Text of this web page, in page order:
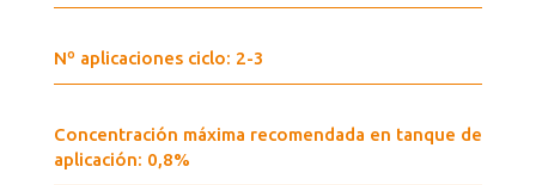
Nº aplicaciones ciclo: 2-3
Concentración máxima recomendada en tanque de
aplicación: 0,8%